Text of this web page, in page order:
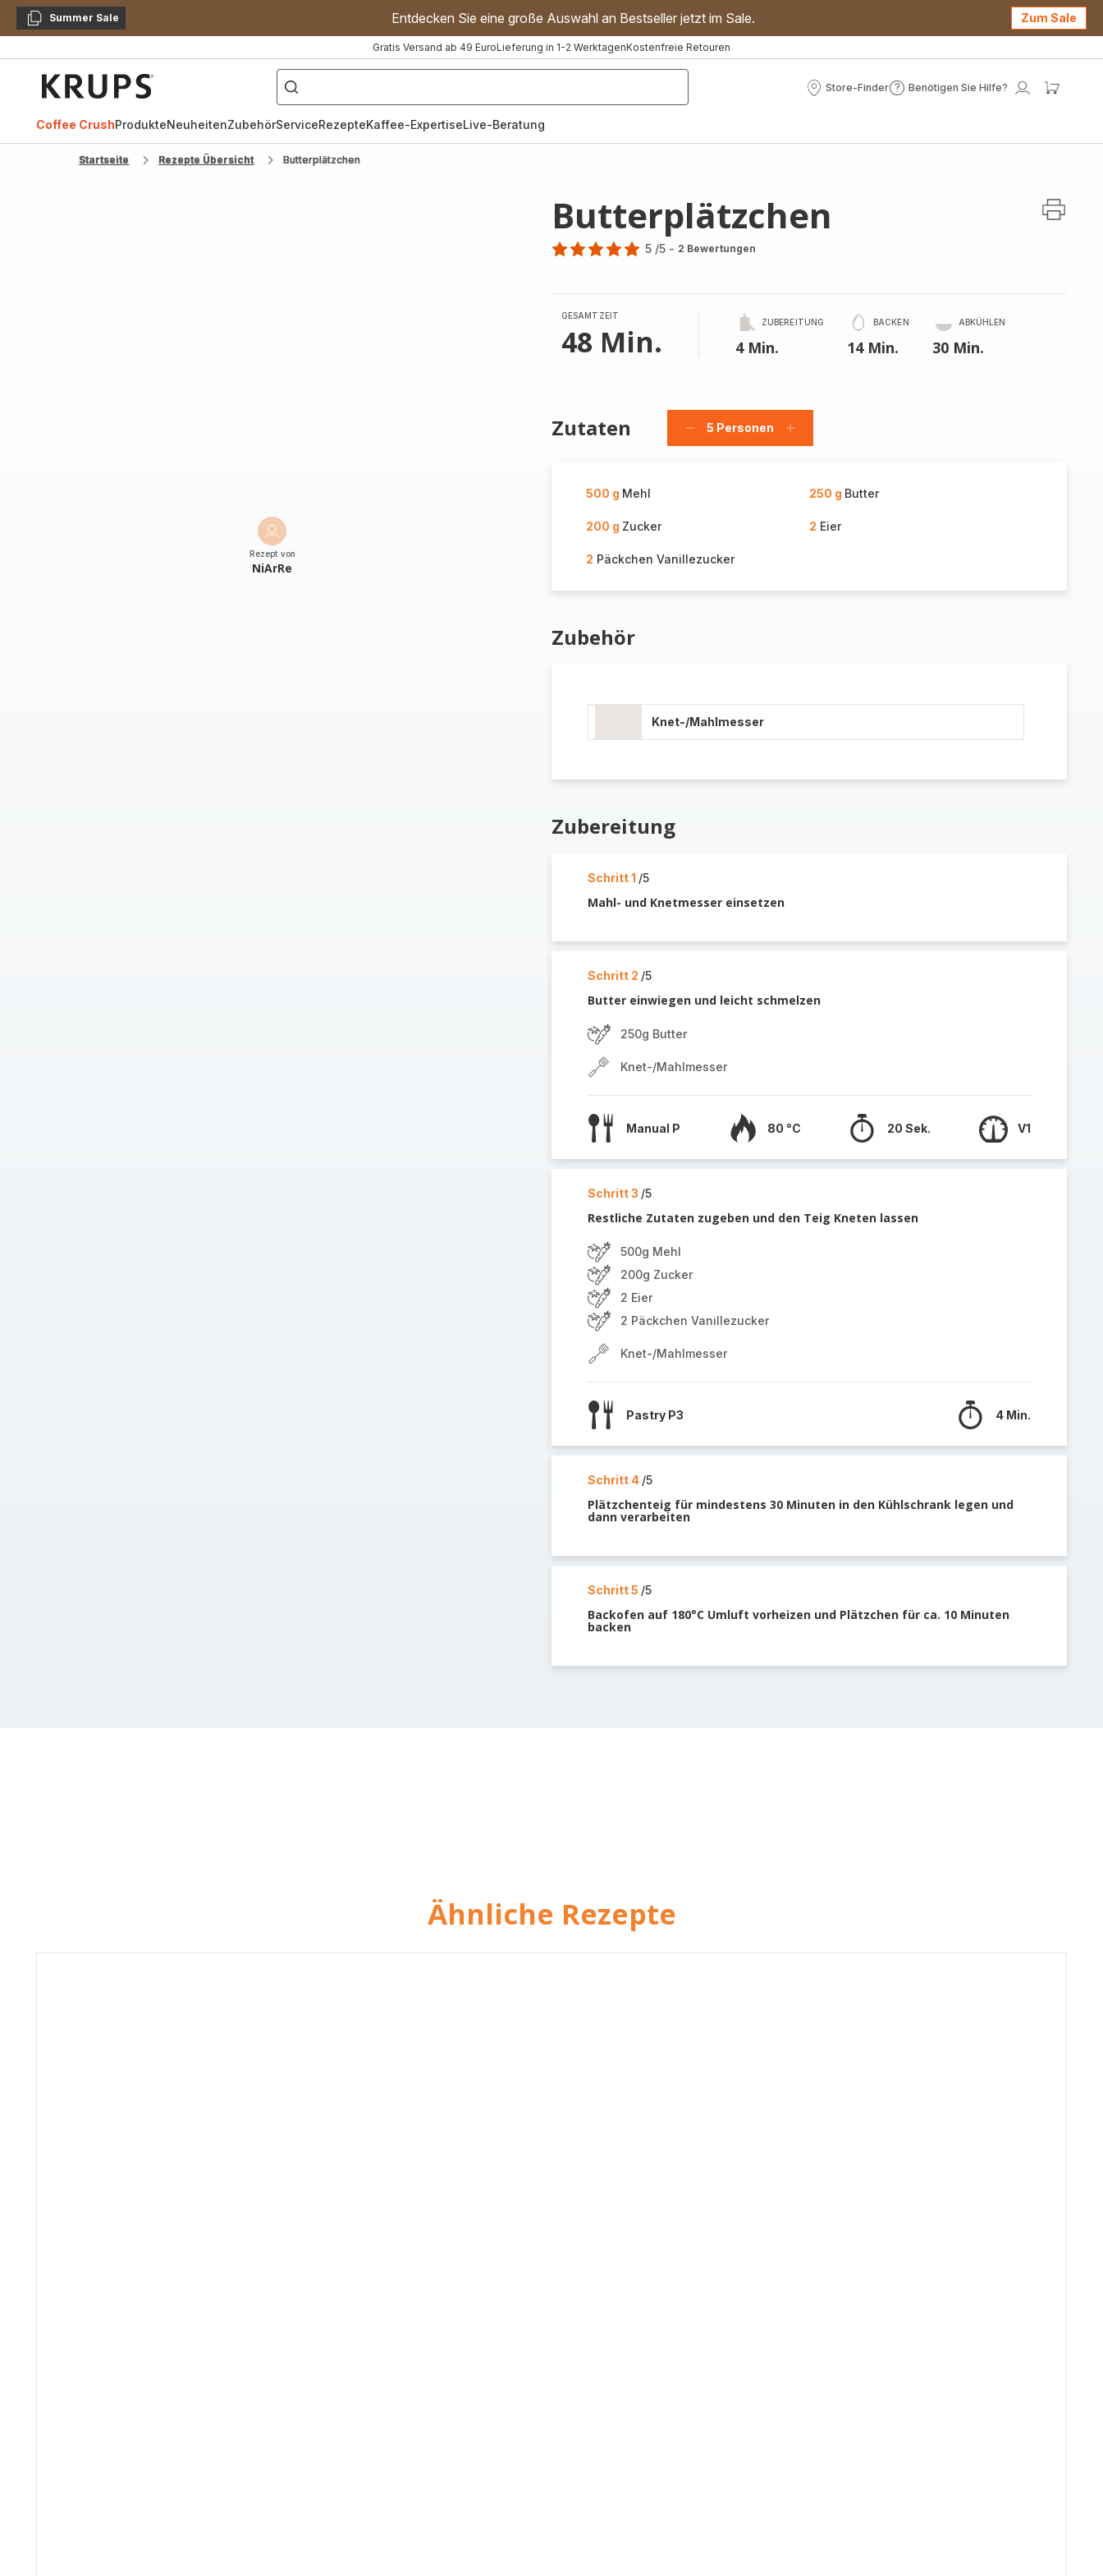
KopierenSummer Sale Entdecken Sie eine große Auswahl an Bestseller jetzt im Sale. Zum Sale
Gratis Versand ab 49 EuroLieferung in 1-2 WerktagenKostenfreie Retouren
["Kaffeevollautomat","Handmixer","Waffeleisen"]
Store-Finder
Store-
Benötigen Sie Hilfe?
Benötigen
Mein
Coffee CrushProdukteNeuheitenZubehörServiceRezepteKaffee-ExpertiseLive-Beratung
Startseite Rezepte Übersicht Butterplätzchen
Rezept von
NiArRe
Butterplätzchen
5
Sternen
(Durchschnitt)
5 /5 - 2 Bewertungen
GESAMTZEIT
48 Min.
ZUBEREITUNG
4 Min.
BACKEN
14 Min.
ABKÜHLEN
30 Min.
Zutaten
Personen
5 Personen
Personen
500 g Mehl 250 g Butter
200 g Zucker 2 Eier
2 Päckchen Vanillezucker
Zubehör
Knet-/Mahlmesser
Zubereitung
Schritt 1 /5
Mahl- und Knetmesser einsetzen
Schritt 2 /5
Butter einwiegen und leicht schmelzen
250g Butter
Knet-/Mahlmesser
Manual P 80 °C 20 Sek. V1
Schritt 3 /5
Restliche Zutaten zugeben und den Teig Kneten lassen
500g Mehl
200g Zucker
2 Eier
2 Päckchen Vanillezucker
Knet-/Mahlmesser
Pastry P3 4 Min.
Schritt 4 /5
Plätzchenteig für mindestens 30 Minuten in den Kühlschrank legen und
dann verarbeiten
Schritt 5 /5
Backofen auf 180°C Umluft vorheizen und Plätzchen für ca. 10 Minuten
backen
Ähnliche Rezepte